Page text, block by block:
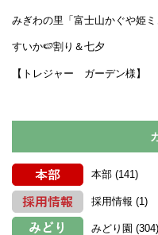
みぎわの里「富士山かぐや姫
すいか🍉割り＆七夕
【トレジャー ガーデン様】
本部 (141)
採用情報 (1)
みどり園 (304)